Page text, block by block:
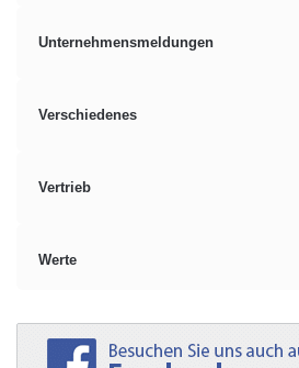
Unternehmensmeldungen
Verschiedenes
Vertrieb
Werte